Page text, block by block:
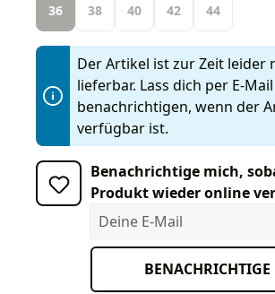
36 38 40 42 44
Der Artikel ist zur Zeit leider
lieferbar. Lass dich per E-Mail
benachrichtigen, wenn der
verfügbar ist.
Benachrichtige mich,
Produkt wieder online
Deine E-Mail